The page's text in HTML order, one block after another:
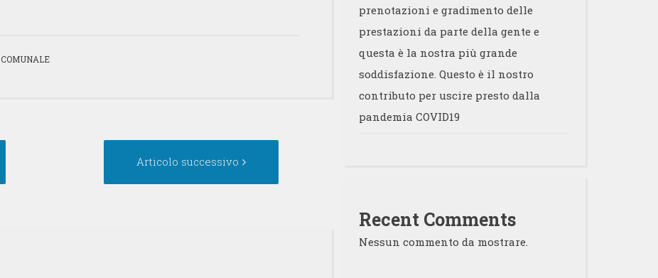
Articolo successivo
prenotazioni e gradimento delle
prestazioni da parte della gente e
questa è la nostra più grande
soddisfazione. Questo è il nostro
contributo per uscire presto dalla
pandemia COVID19
Recent Comments
Nessun commento da mostrare.